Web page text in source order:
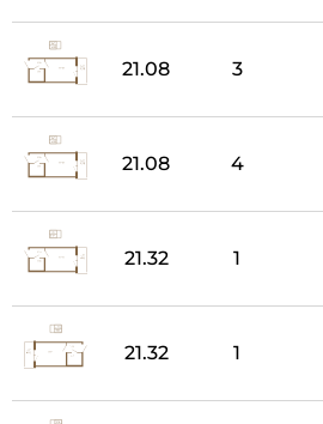
21.08 3
21.08 4
21.32 1
21.32 1